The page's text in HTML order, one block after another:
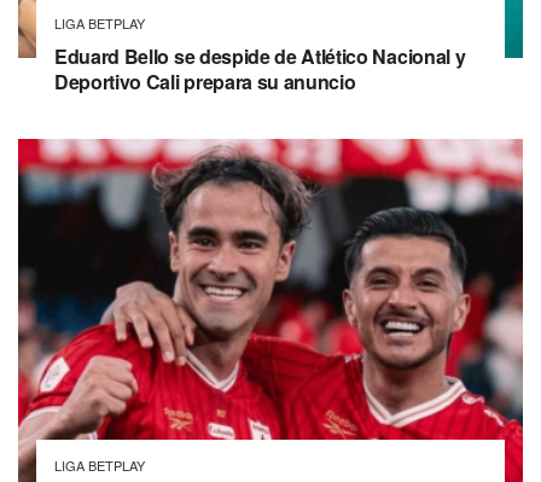
LIGA BETPLAY
Eduard Bello se despide de Atlético Nacional y
Deportivo Cali prepara su anuncio
LIGA BETPLAY